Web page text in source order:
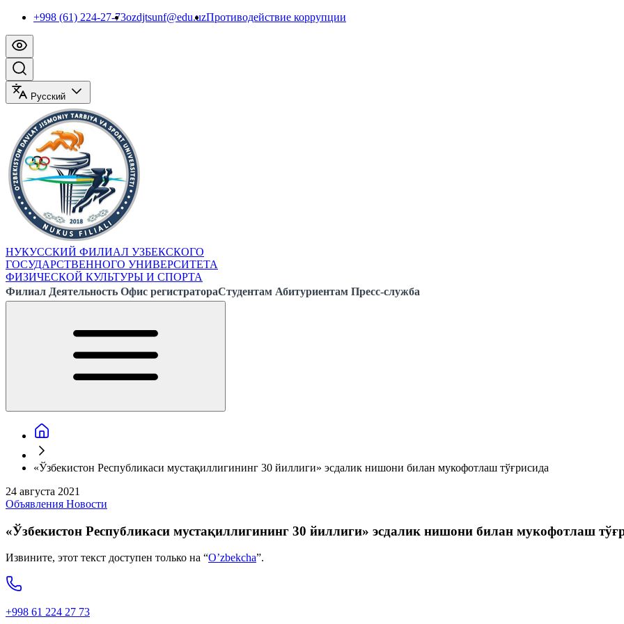
+998 (61) 224-27-73ozdjtsunf@edu.uzПротиводействие коррупции
Русский
НУКУССКИЙ ФИЛИАЛ УЗБЕКСКОГО
ГОСУДАРСТВЕННОГО УНИВЕРСИТЕТА
ФИЗИЧЕСКОЙ КУЛЬТУРЫ И СПОРТА
Филиал Деятельность Офис регистратораСтудентам Абитуриентам Пресс-служба
«Ўзбекистон Республикаси мустақиллигининг 30 йиллиги» эсдалик нишони билан мукофотлаш тўғрисида
24 августа 2021
Объявления Новости
«Ўзбекистон Республикаси мустақиллигининг 30 йиллиги» эсдалик нишони билан мукофотлаш
Извините, этот текст доступен только на “O’zbekcha”.
+998 61 224 27 73